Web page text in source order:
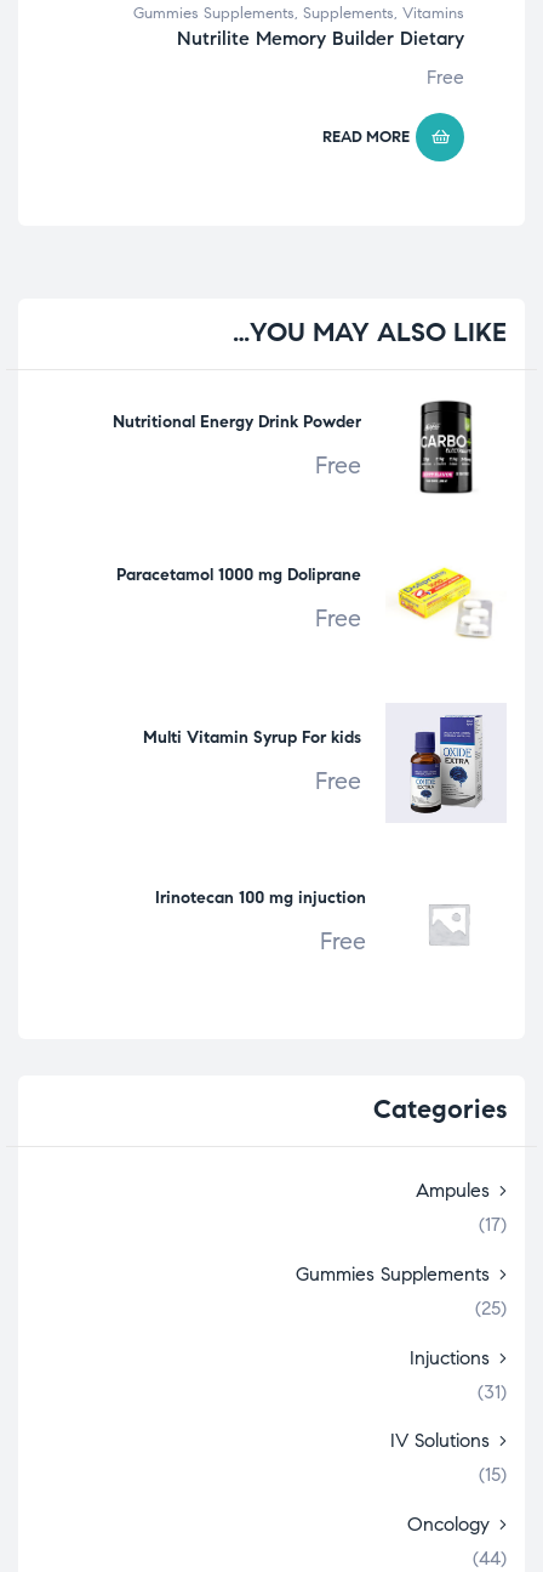
Gummies Supplements, Supplements, Vitamins
Nutrilite Memory Builder Dietary
Free
READ MORE
YOU MAY ALSO LIKE…
Nutritional Energy Drink Powder
Free
Paracetamol 1000 mg Doliprane
Free
Multi Vitamin Syrup For kids
Free
Irinotecan 100 mg injuction
Free
Categories
Ampules
(17)
Gummies Supplements
(25)
Injuctions
(31)
IV Solutions
(15)
Oncology
(44)